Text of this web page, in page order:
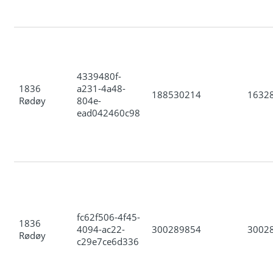
1836
Rødøy
4339480f-
a231-4a48-
804e-
ead042460c98
188530214
1836
Rødøy
fc62f506-4f45-
4094-ac22-
c29e7ce6d336
300289854